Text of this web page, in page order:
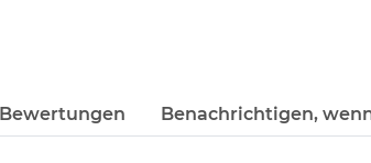
Bewertungen Benachrichtigen,